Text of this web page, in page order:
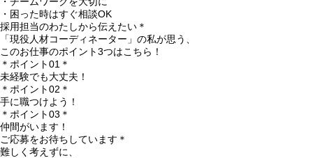
・困った時はすぐ相談OK
採用担当のわたしから伝えたい＊
「現役人材コーディネーター」の私が思う、
このお仕事のポイント3つはこちら！
＊ポイント01＊
未経験でも大丈夫！
＊ポイント02＊
手に職つけよう！
＊ポイント03＊
仲間がいます！
ご応募をお待ちしています＊
難しく考えずに、